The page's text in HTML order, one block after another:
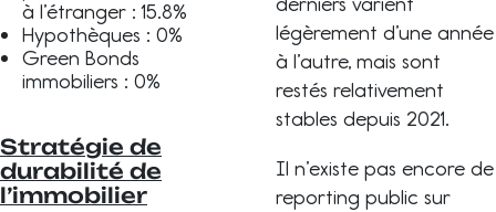
à l’étranger : 15.8%
Hypothèques : 0%
Green Bonds
immobiliers : 0%
Stratégie de
durabilité de
l’immobilier
légèrement d’une année
à l’autre, mais sont
restés relativement
stables depuis 2021.
Il n’existe pas encore de
reporting public sur